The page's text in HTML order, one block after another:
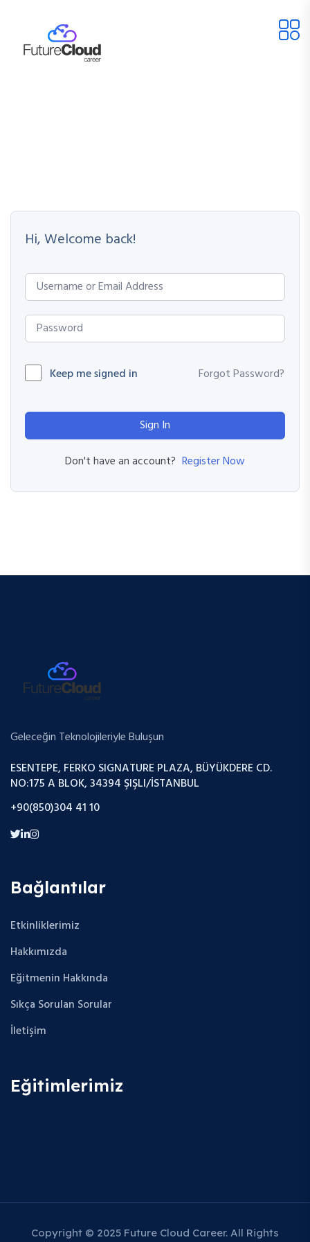
Hi, Welcome back!
Keep me signed in Forgot Password?
Sign In
Don't have an account? Register Now
Geleceğin Teknolojileriyle Buluşun
ESENTEPE, FERKO SIGNATURE PLAZA, BÜYÜKDERE CD.
NO:175 A BLOK, 34394 ŞIŞLI/İSTANBUL
+90(850)304 41 10
Bağlantılar
Etkinliklerimiz
Hakkımızda
Eğitmenin Hakkında
Sıkça Sorulan Sorular
İletişim
Eğitimlerimiz
Copyright © 2025 Future Cloud Career. All Rights